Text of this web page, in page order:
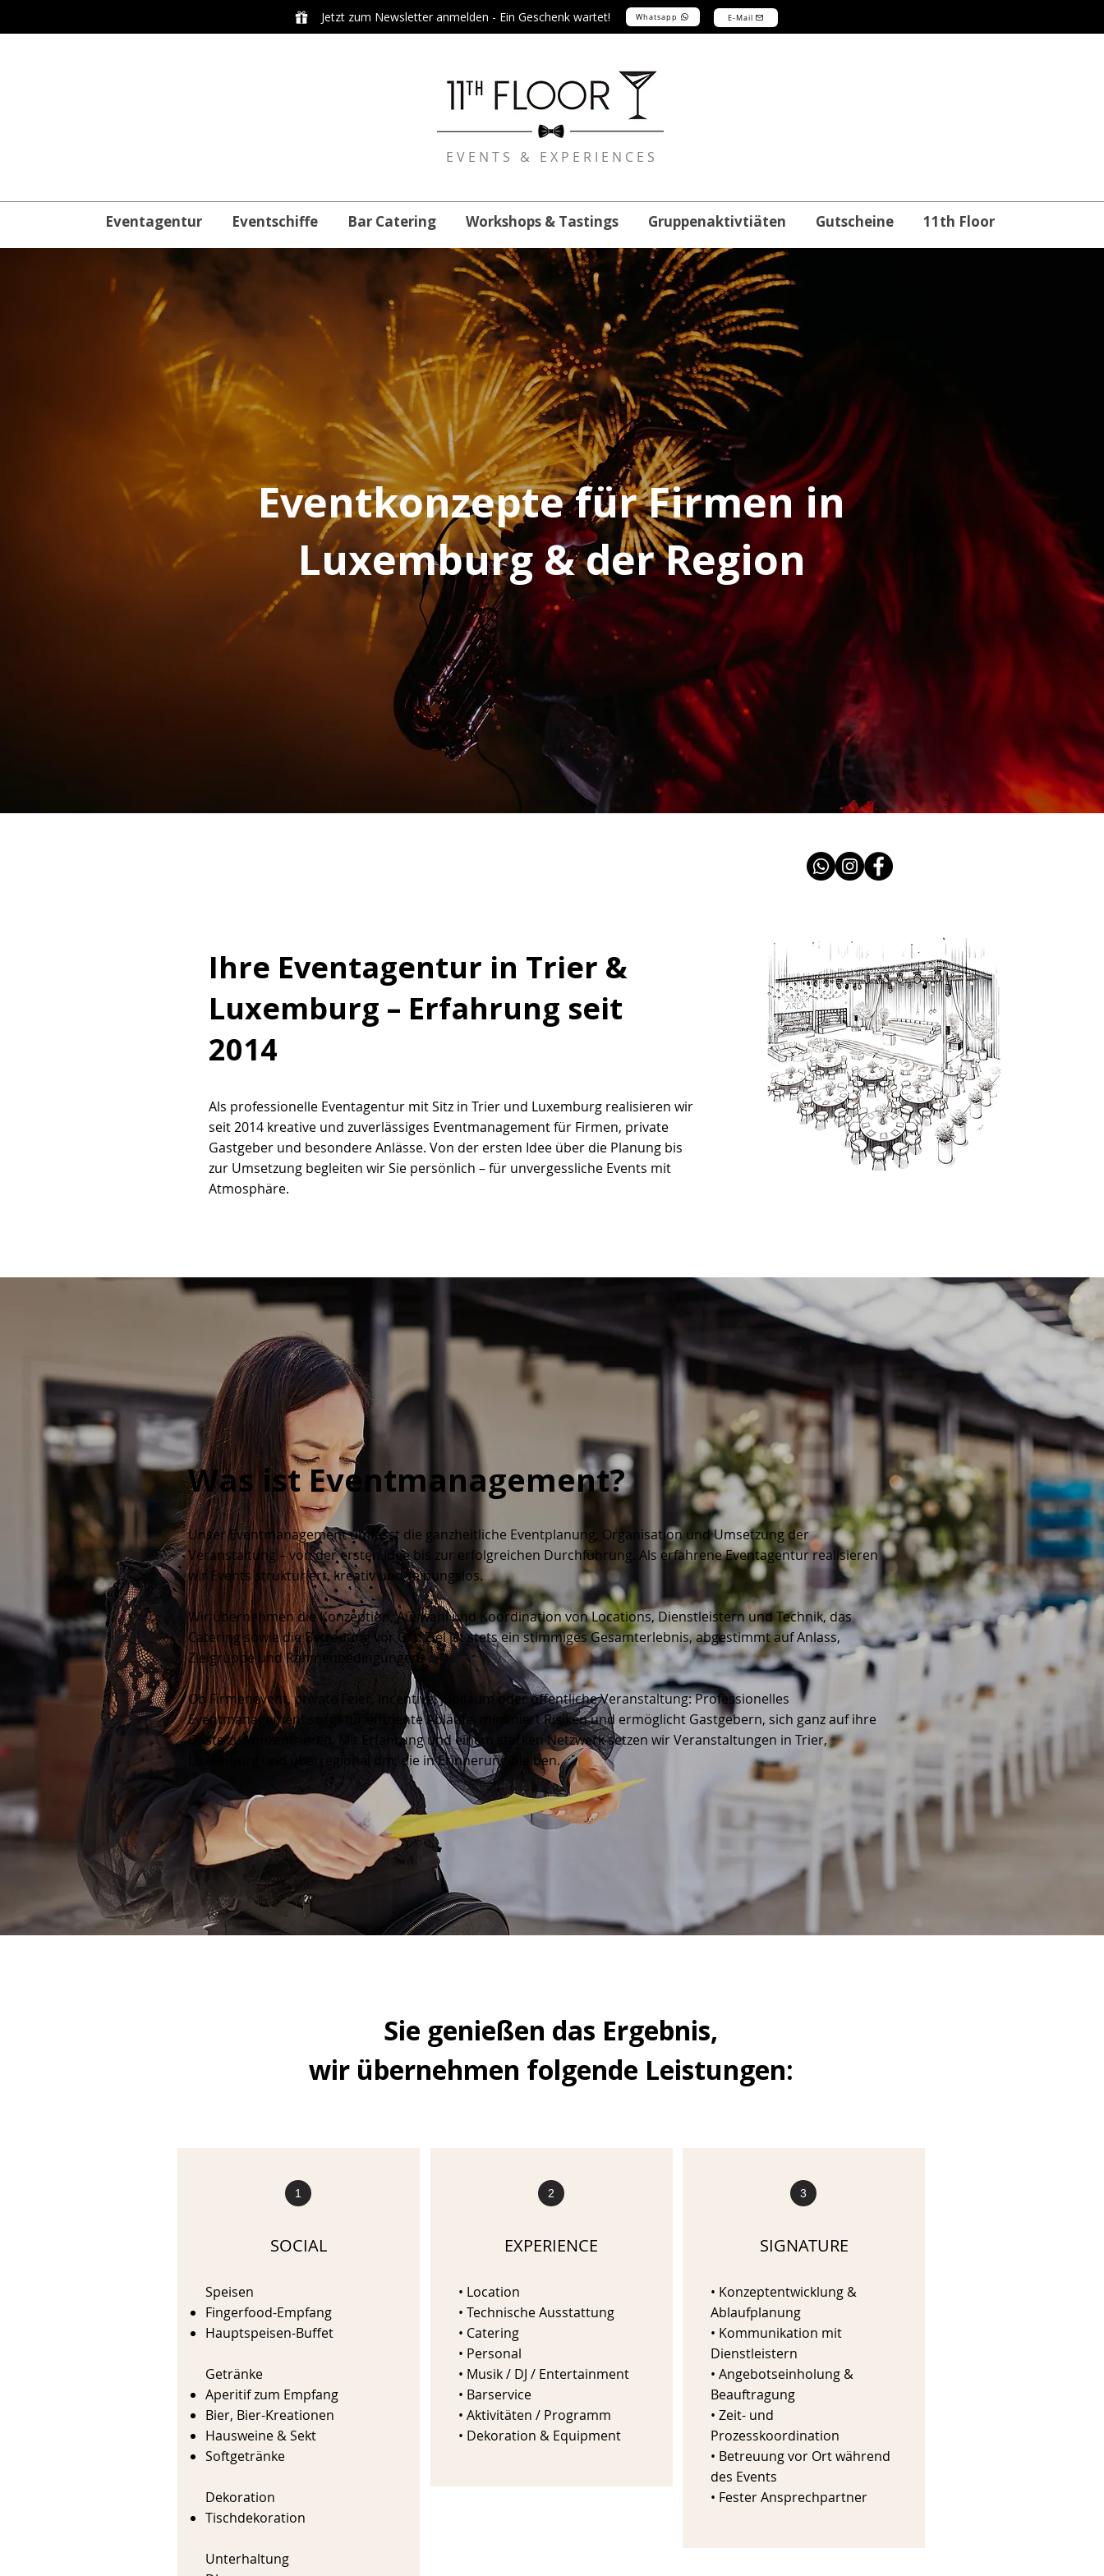
Whatsapp E-Mail
Jetzt zum Newsletter anmelden - Ein Geschenk wartet!
EVENTS & EXPERIENCES
Eventagentur Eventschiffe Bar Catering Workshops & Tastings Gruppenaktivtiäten Gutscheine 11th Floor
Eventkonzepte für Firmen in
Luxemburg & der Region
Ihre Eventagentur in Trier &
Luxemburg – Erfahrung seit
2014
Als professionelle Eventagentur mit Sitz in Trier und Luxemburg realisieren wir
seit 2014 kreative und zuverlässiges Eventmanagement für Firmen, private
Gastgeber und besondere Anlässe. Von der ersten Idee über die Planung bis
zur Umsetzung begleiten wir Sie persönlich – für unvergessliche Events mit
Atmosphäre.
Was ist Eventmanagement?
Unser Eventmanagement umfasst die ganzheitliche Eventplanung, Organisation und Umsetzung der
Veranstaltung – von der ersten Idee bis zur erfolgreichen Durchführung. Als erfahrene Eventagentur realisieren
wir Events strukturiert, kreativ und reibungslos.
Wir übernehmen die Konzeption, Auswahl und Koordination von Locations, Dienstleistern und Technik, das
Catering sowie die Betreuung vor Ort. Ziel ist stets ein stimmiges Gesamterlebnis, abgestimmt auf Anlass,
Zielgruppe und Rahmenbedingungen.
Ob Firmenevent, private Feier, Incentive, Jubiläum oder öffentliche Veranstaltung: Professionelles
Eventmanagement sorgt für effiziente Abläufe, minimiert Risiken und ermöglicht Gastgebern, sich ganz auf ihre
Gäste zu konzentrieren. Mit Erfahrung und einem starken Netzwerk setzen wir Veranstaltungen in Trier,
Luxemburg und überregional um, die in Erinnerung bleiben.
Sie genießen das Ergebnis,
wir übernehmen folgende Leistungen:
1
SOCIAL
Speisen
Fingerfood-Empfang
Hauptspeisen-Buffet
Getränke
Aperitif zum Empfang
Bier, Bier-Kreationen
Hausweine & Sekt
Softgetränke
Dekoration
Tischdekoration
Unterhaltung
2
EXPERIENCE
• Location
• Technische Ausstattung
• Catering
• Personal
• Musik / DJ / Entertainment
• Barservice
• Aktivitäten / Programm
• Dekoration & Equipment
3
SIGNATURE
• Konzeptentwicklung &
Ablaufplanung
• Kommunikation mit
Dienstleistern
• Angebotseinholung &
Beauftragung
• Zeit- und
Prozesskoordination
• Betreuung vor Ort während
des Events
• Fester Ansprechpartner